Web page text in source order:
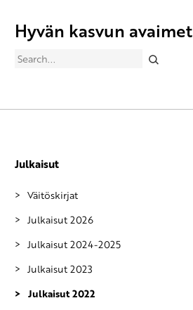
Hyvän kasvun avaimet
Search
Julkaisut
Väitöskirjat
Julkaisut 2026
Julkaisut 2024-2025
Julkaisut 2023
Julkaisut 2022